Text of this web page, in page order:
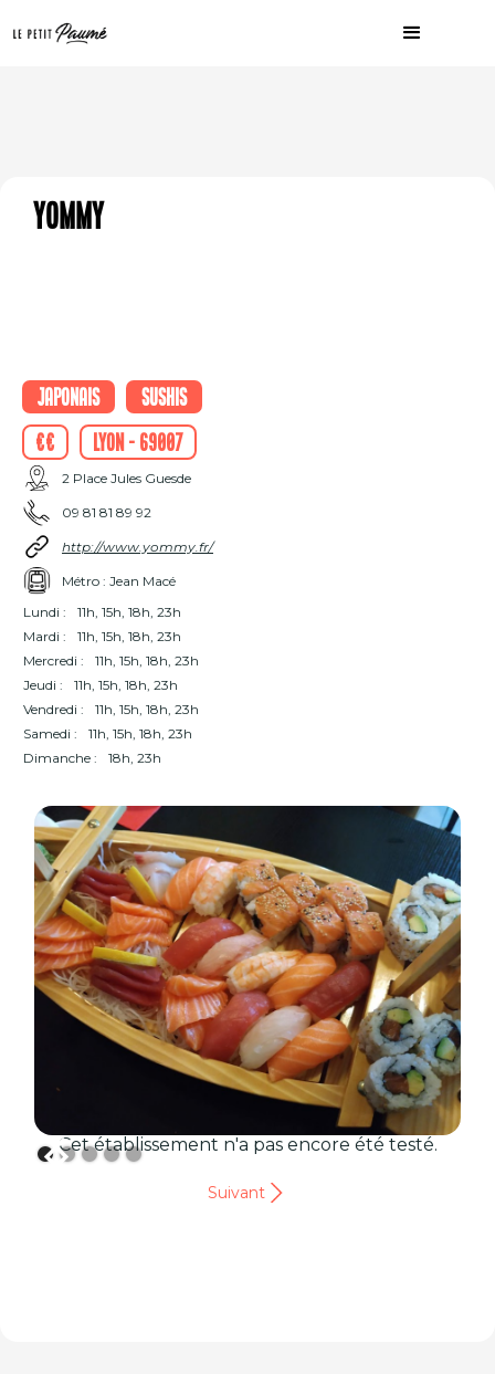
Yommy
Japonais
Sushis
€€
Lyon - 69007
2 Place Jules Guesde
09 81 81 89 92
http://www.yommy.fr/
Métro : Jean Macé
Lundi :
11h, 15h, 18h, 23h
Mardi :
11h, 15h, 18h, 23h
Mercredi :
11h, 15h, 18h, 23h
Jeudi :
11h, 15h, 18h, 23h
Vendredi :
11h, 15h, 18h, 23h
Samedi :
11h, 15h, 18h, 23h
Dimanche :
18h, 23h
Cet établissement n'a pas encore été testé.
Suivant